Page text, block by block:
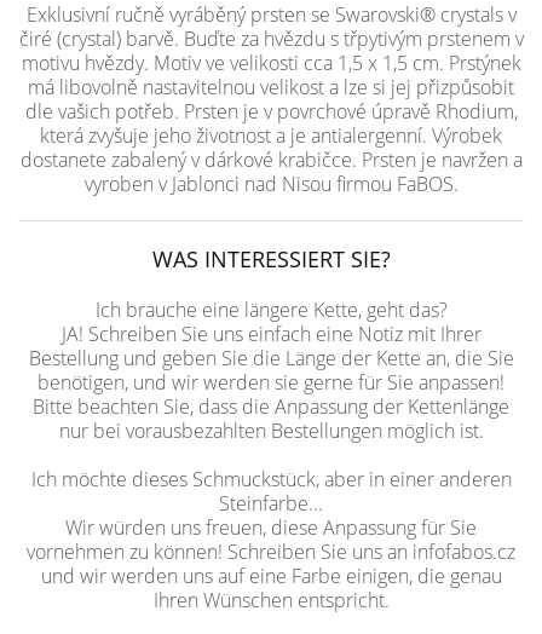
Exklusivní ručně vyráběný prsten se Swarovski® crystals v
čiré (crystal) barvě. Buďte za hvězdu s třpytivým prstenem v
motivu hvězdy. Motiv ve velikosti cca 1,5 x 1,5 cm. Prstýnek
má libovolně nastavitelnou velikost a lze si jej přizpůsobit
dle vašich potřeb. Prsten je v povrchové úpravě Rhodium,
která zvyšuje jeho životnost a je antialergenní. Výrobek
dostanete zabalený v dárkové krabičce. Prsten je navržen a
vyroben v Jablonci nad Nisou firmou FaBOS.
WAS INTERESSIERT SIE?
Ich brauche eine längere Kette, geht das?
JA! Schreiben Sie uns einfach eine Notiz mit Ihrer
Bestellung und geben Sie die Länge der Kette an, die Sie
benötigen, und wir werden sie gerne für Sie anpassen!
Bitte beachten Sie, dass die Anpassung der Kettenlänge
nur bei vorausbezahlten Bestellungen möglich ist.
Ich möchte dieses Schmuckstück, aber in einer anderen
Steinfarbe...
Wir würden uns freuen, diese Anpassung für Sie
vornehmen zu können! Schreiben Sie uns an infofabos.cz
und wir werden uns auf eine Farbe einigen, die genau
Ihren Wünschen entspricht.